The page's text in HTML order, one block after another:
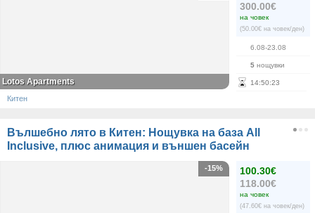
300.00€
на човек
(50.00€ на човек/ден)
6.08-23.08
5 нощувки
14:50:22
Lotos Apartments
Китен
Вълшебно лято в Китен: Нощувка на база All
Inclusive, плюс анимация и външен басейн
100.30€
118.00€
на човек
(47.60€ на човек/ден)
-15%